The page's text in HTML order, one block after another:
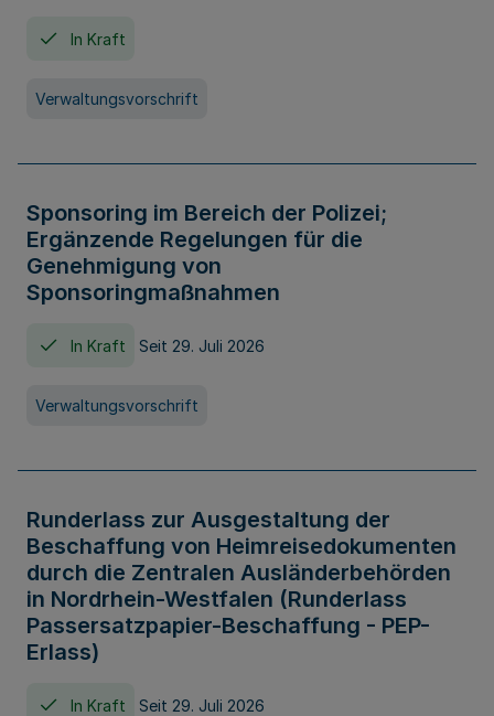
In Kraft
Verwaltungsvorschrift
Sponsoring im Bereich der Polizei;
Ergänzende Regelungen für die
Genehmigung von
Sponsoringmaßnahmen
In Kraft Seit 29. Juli 2026
Verwaltungsvorschrift
Runderlass zur Ausgestaltung der
Beschaffung von Heimreisedokumenten
durch die Zentralen Ausländerbehörden
in Nordrhein-Westfalen (Runderlass
Passersatzpapier-Beschaffung - PEP-
Erlass)
In Kraft Seit 29. Juli 2026